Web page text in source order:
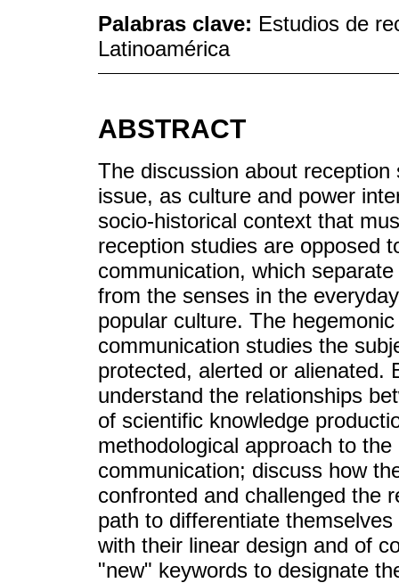
Palabras clave: Estudios de
Latinoamérica
ABSTRACT
The discussion about
issue, as culture and power
socio-historical context that
reception studies are opposed
communication, which
from the senses in the
popular culture. The
communication studies the
protected, alerted or alienated.
understand the relationships
of scientific knowledge
methodological approach to
communication; discuss how
confronted and challenged the
path to differentiate
with their linear design and of
"new" keywords to designate